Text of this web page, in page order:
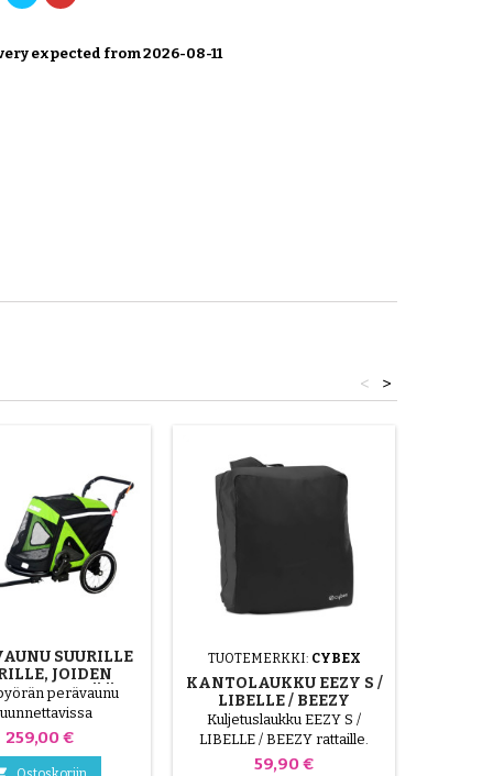
expected from 2026-08-11
>
<
SUURILLE
JOIDEN
ON ENINTÄÄN
40 KG
perävaunu
Suurin sallittu
40 kg. Se taittuu
kokoon ja kiinnittyy
Hinta
259,00 €
TUOTEMERKKI: CYBEX
KANTOLAUKKU EEZY S /
LIBELLE / BEEZY
Kuljetuslaukku EEZY S /
LIBELLE / BEEZY rattaille.
Yhteensopiva Eezy S 2, Eezy
Hinta
59,90 €